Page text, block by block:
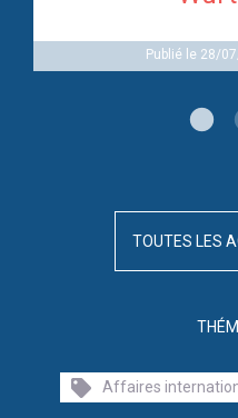
Publié le 28/
Affaires
TOUTES LES